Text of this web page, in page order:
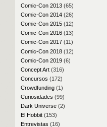
Comic-Con 2013(65)
Comic-Con 2014(26)
Comic-Con 2015(12)
Comic-Con 2016(13)
Comic-Con 2017(11)
Comic-Con 2018(12)
Comic-Con 2019(6)
Concept Art(316)
Concursos (172)
Crowdfunding(1)
Curiosidades (99)
Dark Universe(2)
El Hobbit(153)
Entrevistas (16)